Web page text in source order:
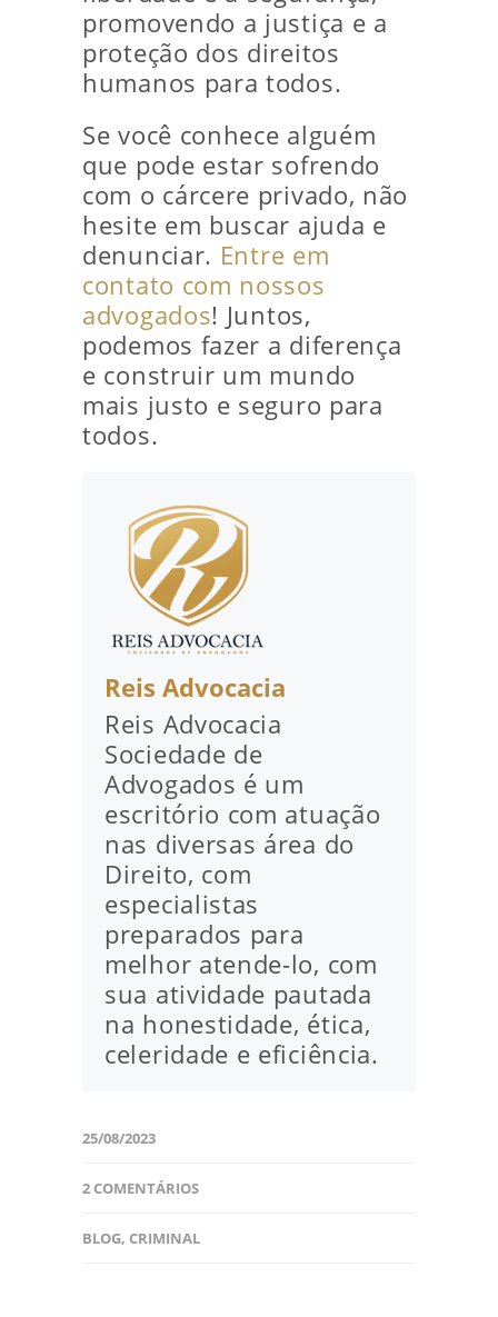
promovendo a justiça e a
proteção dos direitos
humanos para todos.
Se você conhece alguém
que pode estar sofrendo
com o cárcere privado, não
hesite em buscar ajuda e
denunciar. Entre em
contato com nossos
advogados! Juntos,
podemos fazer a diferença
e construir um mundo
mais justo e seguro para
todos.
Reis Advocacia
Reis Advocacia
Sociedade de
Advogados é um
escritório com atuação
nas diversas área do
Direito, com
especialistas
preparados para
melhor atende-lo, com
sua atividade pautada
na honestidade, ética,
celeridade e eficiência.
25/08/2023
2 COMENTÁRIOS
BLOG, CRIMINAL